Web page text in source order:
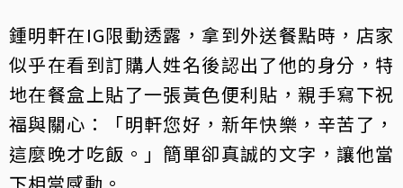
鍾明軒在IG限動透露，拿到外送餐點時，店家
似乎在看到訂購人姓名後認出了他的身分，特
地在餐盒上貼了一張黃色便利貼，親手寫下祝
福與關心：「明軒您好，新年快樂，辛苦了，
這麼晚才吃飯。」簡單卻真誠的文字，讓他當